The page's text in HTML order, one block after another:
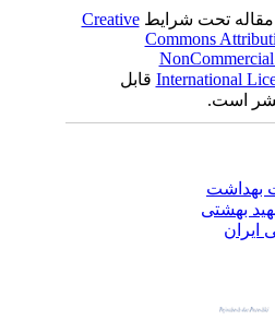
تحت شرایطCreative
Commons
Internationalقابل
است.
بهشتی